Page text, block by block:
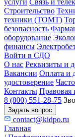
услуги Связь и
Строительство
техники (ТОМТ)
безопасность
оборудование
финансы
Войти в СДО
О нас Реквизиты и
Вакансии Оплата и
удостоверение
Контакты Правовая
8 (800) 551-28-75
Задать вопрос
contact@kidpo.ru
Главная